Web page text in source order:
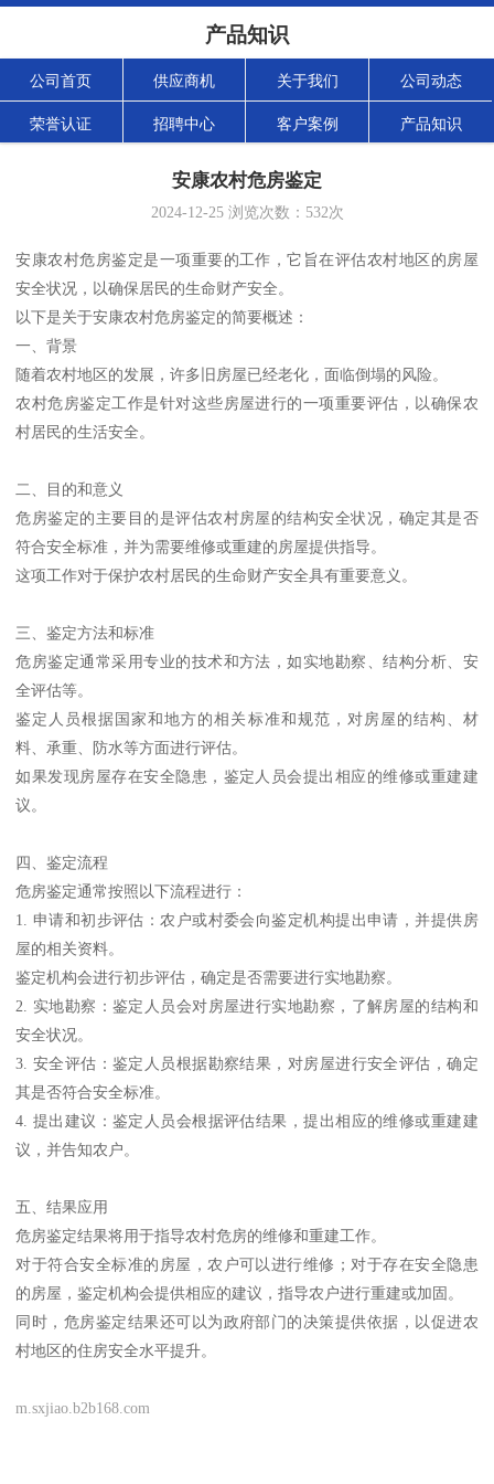
产品知识
公司首页 供应商机 关于我们 公司动态
荣誉认证 招聘中心 客户案例 产品知识
安康农村危房鉴定
2024-12-25浏览次数： 532次
安康农村危房鉴定是一项重要的工作，它旨在评估农村地区的房屋
安全状况，以确保居民的生命财产安全。
以下是关于安康农村危房鉴定的简要概述：
一、背景
随着农村地区的发展，许多旧房屋已经老化，面临倒塌的风险。
农村危房鉴定工作是针对这些房屋进行的一项重要评估，以确保农
村居民的生活安全。
二、目的和意义
危房鉴定的主要目的是评估农村房屋的结构安全状况，确定其是否
符合安全标准，并为需要维修或重建的房屋提供指导。
这项工作对于保护农村居民的生命财产安全具有重要意义。
三、鉴定方法和标准
危房鉴定通常采用专业的技术和方法，如实地勘察、结构分析、安
全评估等。
鉴定人员根据国家和地方的相关标准和规范，对房屋的结构、材
料、承重、防水等方面进行评估。
如果发现房屋存在安全隐患，鉴定人员会提出相应的维修或重建建
议。
四、鉴定流程
危房鉴定通常按照以下流程进行：
1. 申请和初步评估：农户或村委会向鉴定机构提出申请，并提供房
屋的相关资料。
鉴定机构会进行初步评估，确定是否需要进行实地勘察。
2. 实地勘察：鉴定人员会对房屋进行实地勘察，了解房屋的结构和
安全状况。
3. 安全评估：鉴定人员根据勘察结果，对房屋进行安全评估，确定
其是否符合安全标准。
4. 提出建议：鉴定人员会根据评估结果，提出相应的维修或重建建
议，并告知农户。
五、结果应用
危房鉴定结果将用于指导农村危房的维修和重建工作。
对于符合安全标准的房屋，农户可以进行维修；对于存在安全隐患
的房屋，鉴定机构会提供相应的建议，指导农户进行重建或加固。
同时，危房鉴定结果还可以为政府部门的决策提供依据，以促进农
村地区的住房安全水平提升。
m.sxjiao.b2b168.com